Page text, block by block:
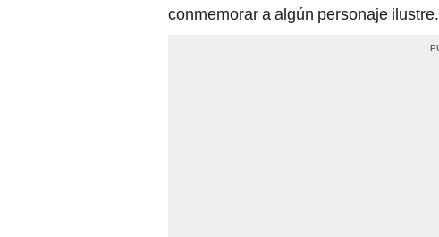
conmemorar a algún personaje ilustre.